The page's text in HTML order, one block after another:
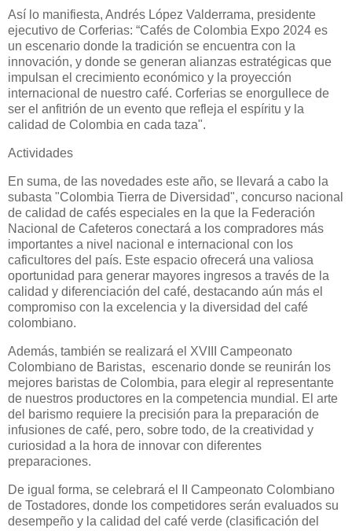
Así lo manifiesta, Andrés López Valderrama, presidente
ejecutivo de Corferias: “Cafés de Colombia Expo 2024 es
un escenario donde la tradición se encuentra con la
innovación, y donde se generan alianzas estratégicas que
impulsan el crecimiento económico y la proyección
internacional de nuestro café. Corferias se enorgullece de
ser el anfitrión de un evento que refleja el espíritu y la
calidad de Colombia en cada taza".
Actividades
En suma, de las novedades este año, se llevará a cabo la
subasta "Colombia Tierra de Diversidad", concurso nacional
de calidad de cafés especiales en la que la Federación
Nacional de Cafeteros conectará a los compradores más
importantes a nivel nacional e internacional con los
caficultores del país. Este espacio ofrecerá una valiosa
oportunidad para generar mayores ingresos a través de la
calidad y diferenciación del café, destacando aún más el
compromiso con la excelencia y la diversidad del café
colombiano.
Además, también se realizará el XVIII Campeonato
Colombiano de Baristas, escenario donde se reunirán los
mejores baristas de Colombia, para elegir al representante
de nuestros productores en la competencia mundial. El arte
del barismo requiere la precisión para la preparación de
infusiones de café, pero, sobre todo, de la creatividad y
curiosidad a la hora de innovar con diferentes
preparaciones.
De igual forma, se celebrará el II Campeonato Colombiano
de Tostadores, donde los competidores serán evaluados su
desempeño y la calidad del café verde (clasificación del